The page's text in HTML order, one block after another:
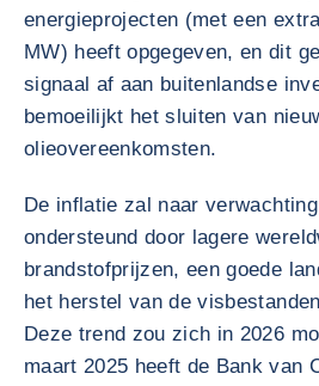
energieprojecten (met een
MW) heeft opgegeven, en dit
signaal af aan buitenlandse
bemoeilijkt het sluiten van
olieovereenkomsten.
De inflatie zal naar
ondersteund door lagere
brandstofprijzen, een goede
het herstel van de
Deze trend zou zich in 2026
maart 2025 heeft de Bank van